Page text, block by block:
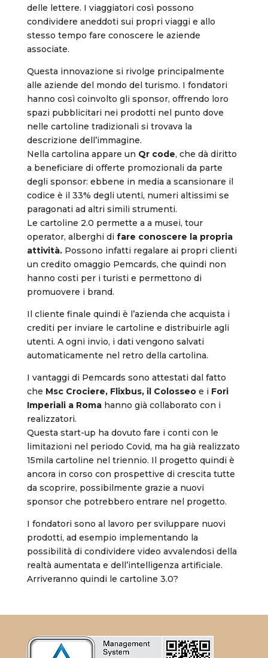
delle lettere. I viaggiatori così possono
condividere aneddoti sui propri viaggi e allo
stesso tempo fare conoscere le aziende
associate.
Questa innovazione si rivolge principalmente
alle aziende del mondo del turismo. I fondatori
hanno così coinvolto gli sponsor, offrendo loro
spazi pubblicitari nei prodotti nel punto dove
nelle cartoline tradizionali si trovava la
descrizione dell’immagine.
Nella cartolina appare un Qr code, che dà diritto
a beneficiare di offerte promozionali da parte
degli sponsor: ebbene in media a scansionare il
codice è il 33% degli utenti, numeri altissimi se
paragonati ad altri simili strumenti.
Le cartoline 2.0 permette a a musei, tour
operator, alberghi di fare conoscere la propria
attività.Possono infatti regalare ai propri clienti
un credito omaggio Pemcards, che quindi non
hanno costi per i turisti e permettono di
promuovere i brand.
Il cliente finale quindi è l’azienda che acquista i
crediti per inviare le cartoline e distribuirle agli
utenti. A ogni invio, i dati vengono salvati
automaticamente nel retro della cartolina.
I vantaggi di Pemcards sono attestati dal fatto
che Msc Crociere, Flixbus, il Colosseoe i Fori
Imperiali a Romahanno già collaborato con i
realizzatori.
Questa start-up ha dovuto fare i conti con le
limitazioni nel periodo Covid, ma ha già realizzato
15mila cartoline nel triennio. Il progetto quindi è
ancora in corso con prospettive di crescita tutte
da scoprire, possibilmente grazie a nuovi
sponsor che potrebbero entrare nel progetto.
I fondatori sono al lavoro per sviluppare nuovi
prodotti, ad esempio implementando la
possibilità di condividere video avvalendosi della
realtà aumentata e dell’intelligenza artificiale.
Arriveranno quindi le cartoline 3.0?